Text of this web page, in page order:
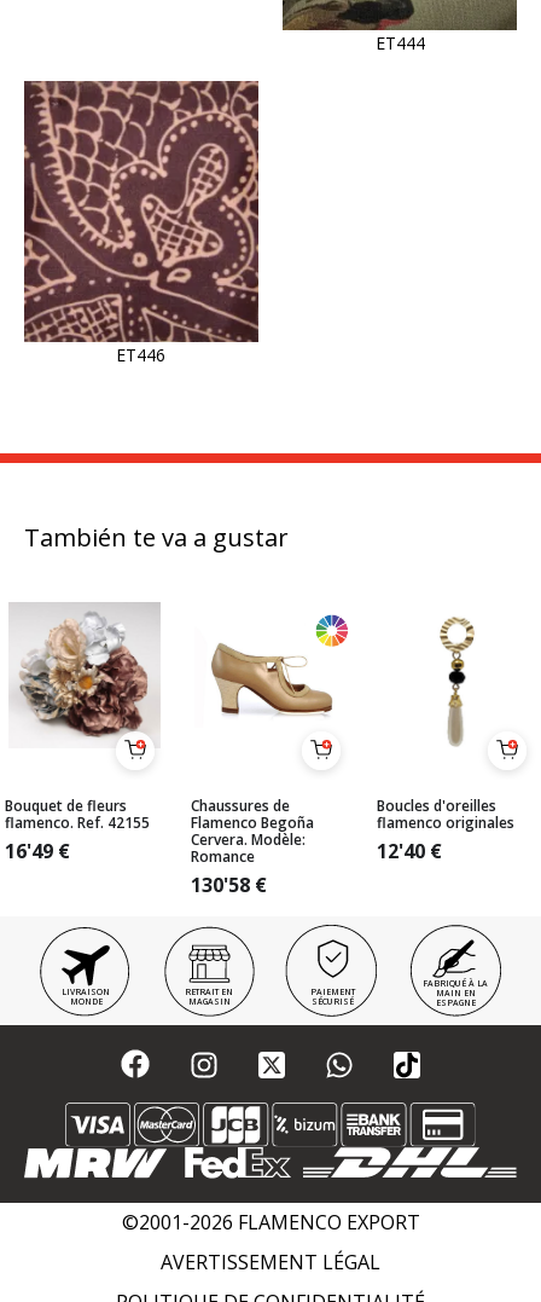
ET444
ET446
También te va a gustar
Bouquet de fleurs
flamenco. Ref. 42155
16'49 €
Chaussures de
Flamenco Begoña
Cervera. Modèle:
Romance
130'58 €
Boucles d'oreilles
flamenco originales
12'40 €
LIVRAISON
MONDE
RETRAIT EN
MAGASIN
PAIEMENT
SÉCURISÉ
FABRIQUÉ À LA
MAIN EN
ESPAGNE
©2001-2026 FLAMENCO EXPORT
AVERTISSEMENT LÉGAL